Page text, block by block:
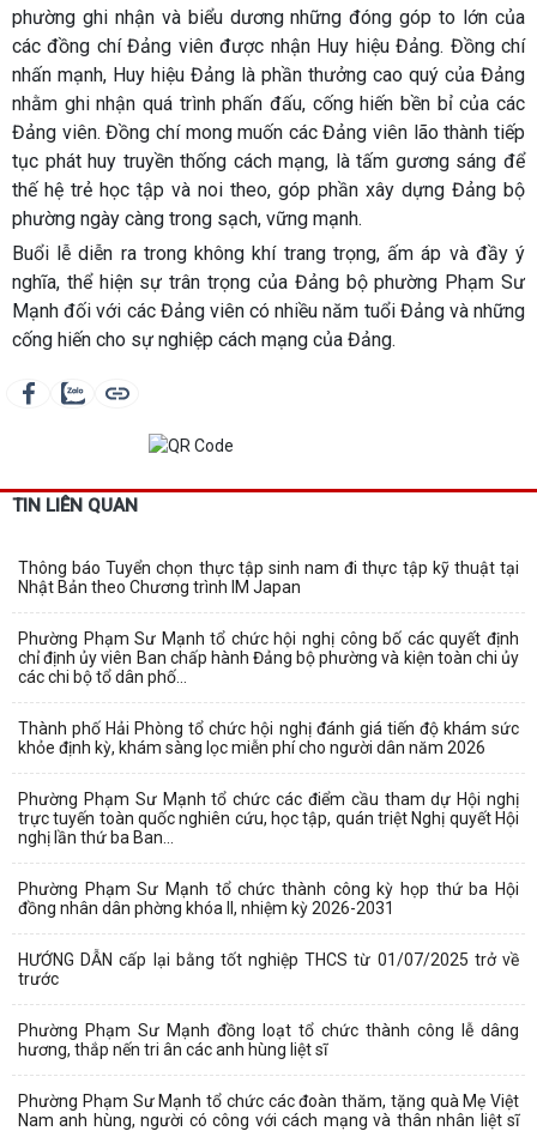
phường ghi nhận và biểu dương những đóng góp to lớn của
các đồng chí Đảng viên được nhận Huy hiệu Đảng. Đồng chí
nhấn mạnh, Huy hiệu Đảng là phần thưởng cao quý của Đảng
nhằm ghi nhận quá trình phấn đấu, cống hiến bền bỉ của các
Đảng viên. Đồng chí mong muốn các Đảng viên lão thành tiếp
tục phát huy truyền thống cách mạng, là tấm gương sáng để
thế hệ trẻ học tập và noi theo, góp phần xây dựng Đảng bộ
phường ngày càng trong sạch, vững mạnh.
Buổi lễ diễn ra trong không khí trang trọng, ấm áp và đầy ý
nghĩa, thể hiện sự trân trọng của Đảng bộ phường Phạm Sư
Mạnh đối với các Đảng viên có nhiều năm tuổi Đảng và những
cống hiến cho sự nghiệp cách mạng của Đảng.
TIN LIÊN QUAN
Thông báo Tuyển chọn thực tập sinh nam đi thực tập kỹ thuật tại
Nhật Bản theo Chương trình IM Japan
Phường Phạm Sư Mạnh tổ chức hội nghị công bố các quyết định
chỉ định ủy viên Ban chấp hành Đảng bộ phường và kiện toàn chi ủy
các chi bộ tổ dân phố...
Thành phố Hải Phòng tổ chức hội nghị đánh giá tiến độ khám sức
khỏe định kỳ, khám sàng lọc miễn phí cho người dân năm 2026
Phường Phạm Sư Mạnh tổ chức các điểm cầu tham dự Hội nghị
trực tuyến toàn quốc nghiên cứu, học tập, quán triệt Nghị quyết Hội
nghị lần thứ ba Ban...
Phường Phạm Sư Mạnh tổ chức thành công kỳ họp thứ ba Hội
đồng nhân dân phờng khóa II, nhiệm kỳ 2026-2031
HƯỚNG DẪN cấp lại bằng tốt nghiệp THCS từ 01/07/2025 trở về
trước
Phường Phạm Sư Mạnh đồng loạt tổ chức thành công lễ dâng
hương, thắp nến tri ân các anh hùng liệt sĩ
Phường Phạm Sư Mạnh tổ chức các đoàn thăm, tặng quà Mẹ Việt
Nam anh hùng, người có công với cách mạng và thân nhân liệt sĩ